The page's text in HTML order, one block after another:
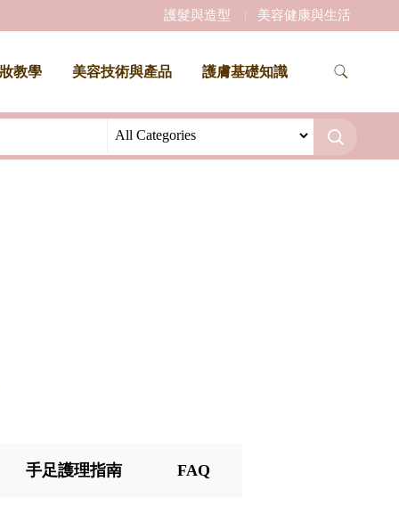
護髮與造型 美容健康與生活
教學 美容技術與產品 護膚基礎知識
手足護理指南 FAQ